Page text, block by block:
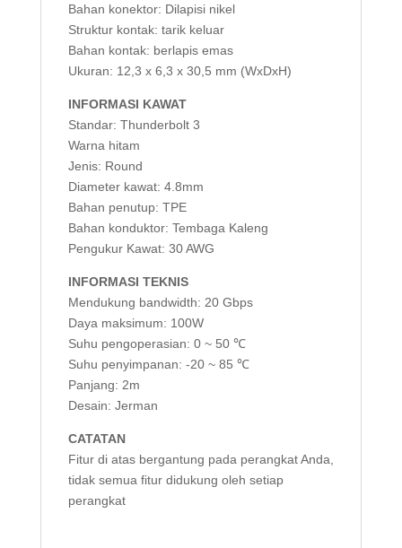
Bahan konektor: Dilapisi nikel
Struktur kontak: tarik keluar
Bahan kontak: berlapis emas
Ukuran: 12,3 x 6,3 x 30,5 mm (WxDxH)
INFORMASI KAWAT
Standar: Thunderbolt 3
Warna hitam
Jenis: Round
Diameter kawat: 4.8mm
Bahan penutup: TPE
Bahan konduktor: Tembaga Kaleng
Pengukur Kawat: 30 AWG
INFORMASI TEKNIS
Mendukung bandwidth: 20 Gbps
Daya maksimum: 100W
Suhu pengoperasian: 0 ~ 50 ℃
Suhu penyimpanan: -20 ~ 85 ℃
Panjang: 2m
Desain: Jerman
CATATAN
Fitur di atas bergantung pada perangkat Anda,
tidak semua fitur didukung oleh setiap
perangkat